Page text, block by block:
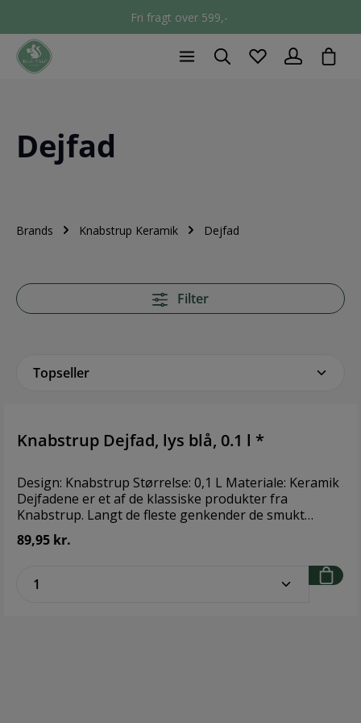
Fri fragt over 599,-
Dejfad
Brands Knabstrup Keramik Dejfad
Filter
Knabstrup Dejfad, lys blå, 0.1 l *
Design: Knabstrup Størrelse: 0,1 L Materiale: Keramik
Dejfadene er et af de klassiske produkter fra
Knabstrup. Langt de fleste genkender de smukt
glaserede fade, der blev produceret helt fra
keramikproduktionens begyndelse. I dag, hvor det
igen er populært at bage sit eget brød og røre sin
egen fars, får de solide og praktiske dejfade nyt liv.
89,95 kr.